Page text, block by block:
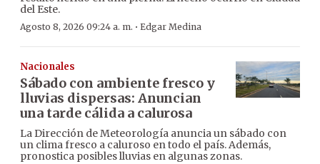
del Este.
Agosto 8, 2026 09:24 a. m. · Edgar Medina
Nacionales
Sábado con ambiente fresco y
lluvias dispersas: Anuncian
una tarde cálida a calurosa
La Dirección de Meteorología anuncia un sábado con
un clima fresco a caluroso en todo el país. Además,
pronostica posibles lluvias en algunas zonas.